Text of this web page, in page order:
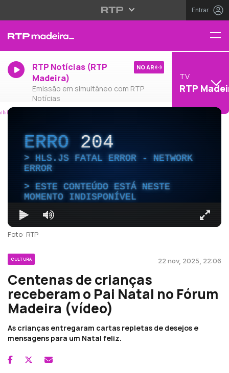
Entrar
RTP Notícias (RTP
Madeira)
Emissão em simultâneo com RTP
Notícias
NO AR
TV
RTP
ERRO204
HLS.JS FATAL ERROR - NETWORK
ERROR
ESTE CONTEÚDO ESTÁ NESTE
MOMENTO INDISPONÍVEL
Foto: RTP
CULTURA 22 nov, 2025, 22:06
Centenas de crianças
receberam o Pai Natal no Fórum
Madeira (vídeo)
As crianças entregaram cartas repletas de desejos e
mensagens para um Natal feliz.